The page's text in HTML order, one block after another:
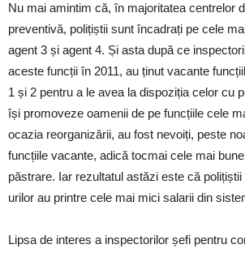
Nu mai amintim că, în majoritatea centrelor
preventivă, polițiștii sunt încadrați pe cele
agent 3 și agent 4. Și asta după ce
aceste funcții în 2011, au ținut vacante
1 și 2 pentru a le avea la dispoziția celor cu
își promoveze oamenii de pe funcțiile cele
ocazia reorganizării, au fost nevoiți, peste
funcțiile vacante, adică tocmai cele mai
păstrare. Iar rezultatul astăzi este că
urilor au printre cele mai mici salarii din
Lipsa de interes a inspectorilor șefi pentru